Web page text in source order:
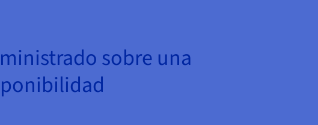
sobre una